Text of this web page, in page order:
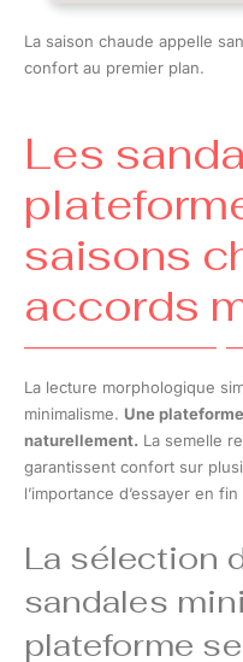
La saison chaude appelle
confort au premier plan.
Les
saisons
accords
La lecture morphologique
minimalisme. Une
naturellement. La semelle
garantissent confort sur
l’importance d’essayer en
La sélection
sandales
plateforme